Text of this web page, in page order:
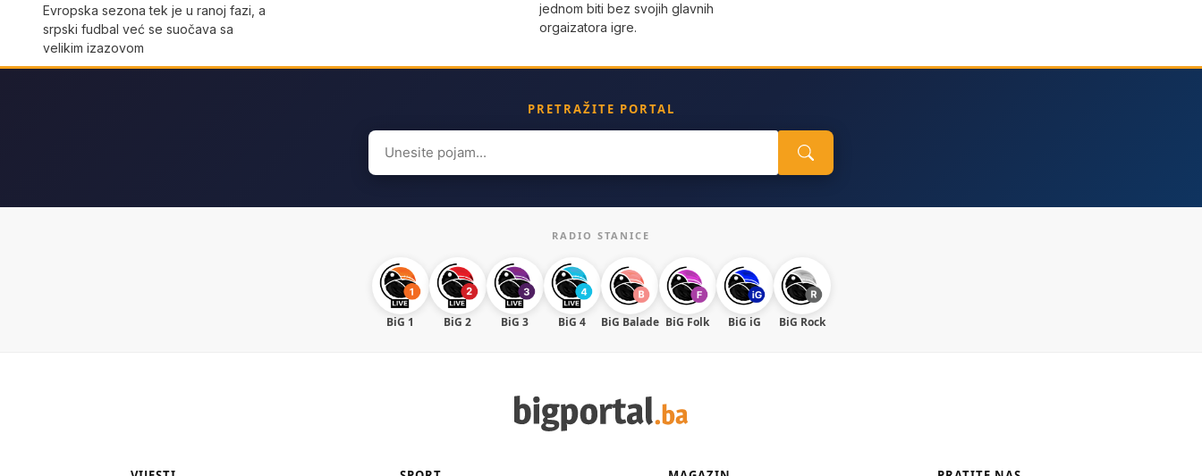
Evropska sezona tek je u ranoj fazi, a
srpski fudbal već se suočava sa
velikim izazovom
jednom biti bez svojih glavnih
orgaizatora igre.
PRETRAŽITE PORTAL
Search
for:
RADIO STANICE
BiG 1 BiG 2 BiG 3 BiG 4 BiG Balade BiG Folk BiG iG BiG Rock